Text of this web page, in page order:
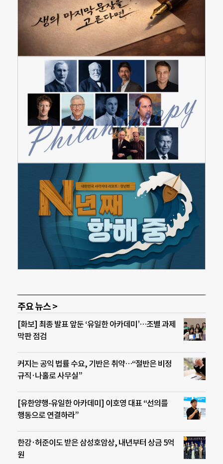
주요 뉴스 >
[화보] 최종 발표 앞둔 ‘유일한 아카데미’…조별 과제
막판 점검
커지는 공익 법률 수요, 기반은 취약…“절반은 비정
규직·나홀로 사무실”
[유한양행-유일한 아카데미] 이호영 대표 “선의를
행동으로 연결하라”
한강·허준이도 받은 삼성호암상, 내년부터 상금 5억
원